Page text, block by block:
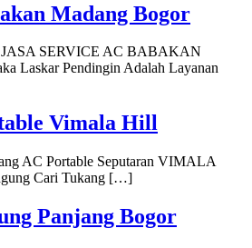
Madang Bogor
JASA SERVICE AC BABAKAN
Laskar Pendingin Adalah Layanan
Vimala Hill
AC Portable Seputaran VIMALA
Cari Tukang […]
Panjang Bogor